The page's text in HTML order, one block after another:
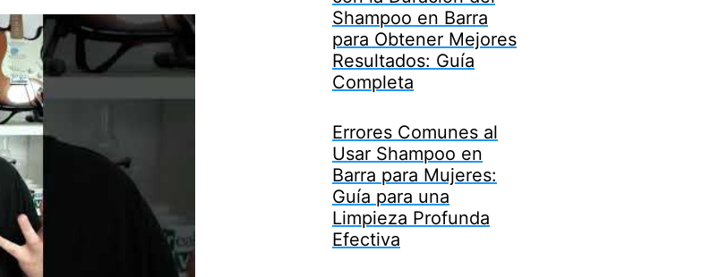
Shampoo en Barra
para Obtener Mejores
Resultados: Guía
Completa
Errores Comunes al
Usar Shampoo en
Barra para Mujeres:
Guía para una
Limpieza Profunda
Efectiva